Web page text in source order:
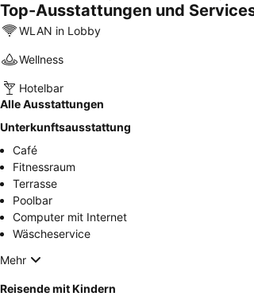
Top-Ausstattungen und
WLAN in Lobby
Wellness
Hotelbar
Alle Ausstattungen
Unterkunftsausstattung
Café
Fitnessraum
Terrasse
Poolbar
Computer mit Internet
Wäscheservice
Mehr
Reisende mit Kindern